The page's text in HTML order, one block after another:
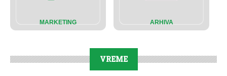
MARKETING ARHIVA
VREME